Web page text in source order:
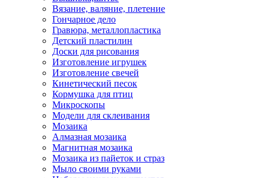
Вязание, валяние, плетение
Гончарное дело
Гравюра, металлопластика
Детский пластилин
Доски для рисования
Изготовление игрушек
Изготовление свечей
Кинетический песок
Кормушка для птиц
Микроскопы
Модели для склеивания
Мозаика
Алмазная мозаика
Магнитная мозаика
Мозаика из пайеток и страз
Мыло своими руками